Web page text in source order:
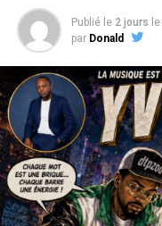
Publié le 2 jours le
par Donald